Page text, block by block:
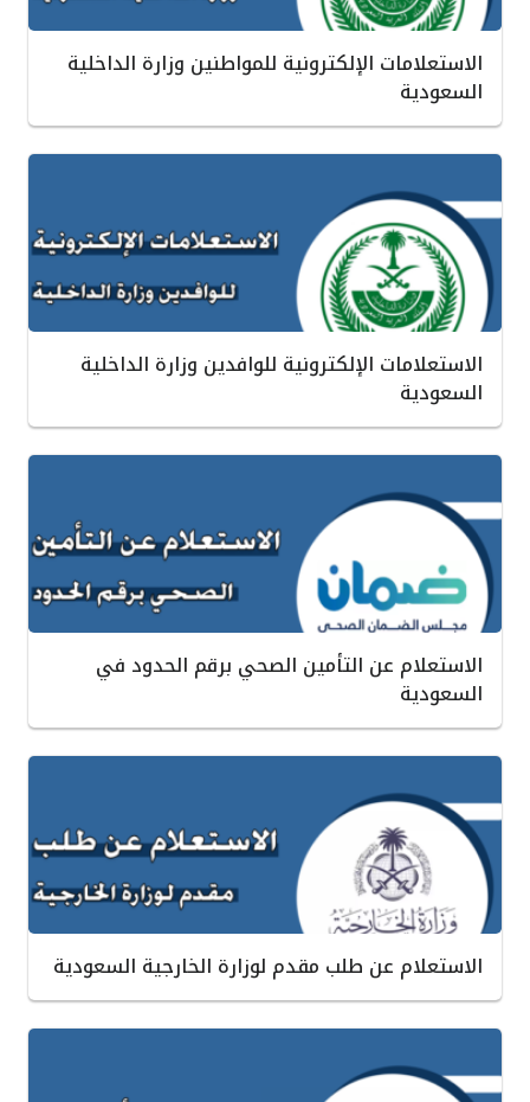
الاستعلامات الإلكترونية للمواطنين وزارة الداخلية
السعودية
الاستعلامات الإلكترونية للوافدين وزارة الداخلية
السعودية
الاستعلام عن التأمين الصحي برقم الحدود في
السعودية
الاستعلام عن طلب مقدم لوزارة الخارجية السعودية